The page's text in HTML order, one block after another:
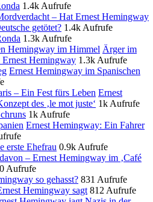
1.4k Aufrufe
– Hat Ernest Hemingway
getötet? 1.4k Aufrufe
1.3k Aufrufe
Ärger im
Hemingway 1.3k Aufrufe
Ernest Hemingway im Spanischen
Ernest
des ‚le mot juste‘ 1k Aufrufe
1k Aufrufe
Ernest Hemingway: Ein Fahrer
erste Ehefrau 0.9k Aufrufe
– Ernest Hemingway im ‚Café
Aufrufe
so gehasst? 831 Aufrufe
Hemingway sagt 812 Aufrufe